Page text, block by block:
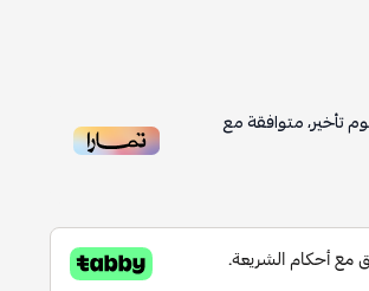
تأخير، متوافقة مع